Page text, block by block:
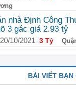
nhà Định Công
3 gác giá 2.93 tỷ
20/10/2021 3 Tỷ
BÀI VIẾT BẠN